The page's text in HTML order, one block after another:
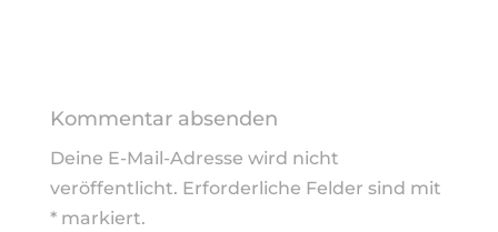
Kommentar absenden
Deine E-Mail-Adresse wird nicht
veröffentlicht. Erforderliche Felder sind mit
*markiert.